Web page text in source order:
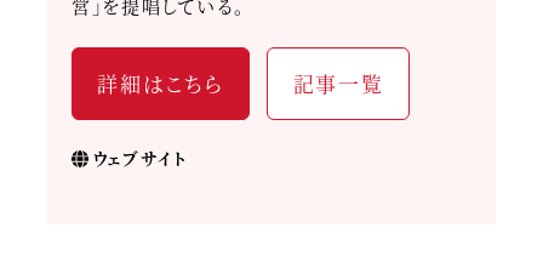
営」を提唱している。
詳細はこちら 記事一覧
ウェブサイト